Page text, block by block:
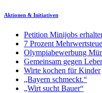
Aktionen & Initiativen
Petition Minijobs
7 Prozent
Olympiabewerbung
Gemeinsam gegen
Wirte kochen für Kinder
„Bayern schmeckt.“
„Wirt sucht Bauer“